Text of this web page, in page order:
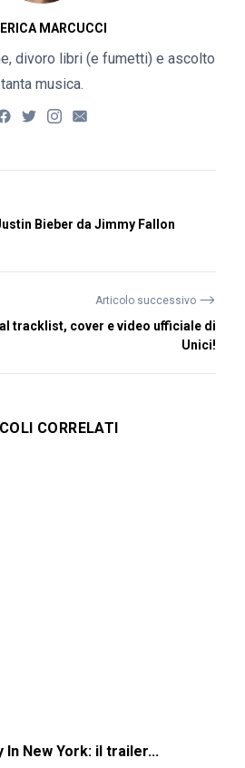
MARCUCCI
divoro libri (e fumetti) e ascolto
tanta musica.
Bieber da Jimmy Fallon
Articolo successivo ⟶
tracklist, cover e video ufficiale di
Unici!
CORRELATI
In New York: il trailer...